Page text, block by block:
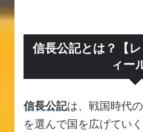
信長公記とは？【
ィー
信長公記は、戦国時代
を選んで国を広げてい